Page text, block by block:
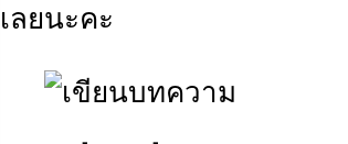
เลยนะคะ